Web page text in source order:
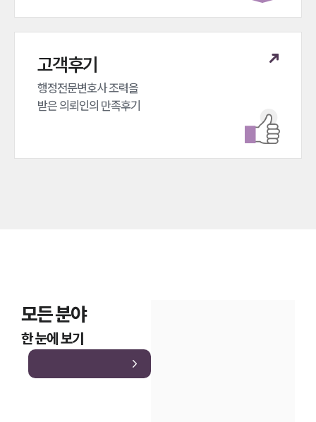
고객후기
행정전문변호사 조력을
받은 의뢰인의 만족후기
모든 분야
한 눈에 보기